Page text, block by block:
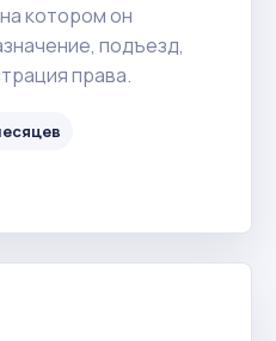
котором он
подъезд,
права.